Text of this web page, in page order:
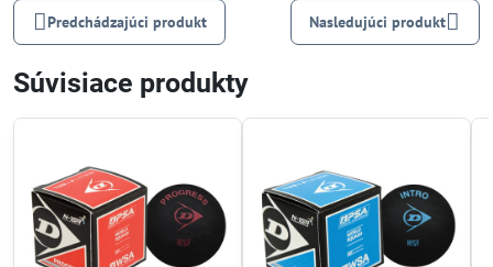
Predchádzajúci produkt Nasledujúci produkt
Súvisiace produkty